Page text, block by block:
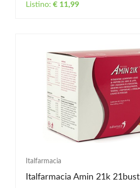
Listino: € 11,99
Italfarmacia
Italfarmacia Amin 21k 21bust